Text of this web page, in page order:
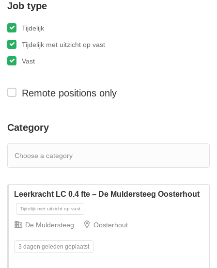
Job type
Tijdelijk
Tijdelijk met uitzicht op vast
Vast
Remote positions only
Category
Leerkracht LC 0.4 fte – De Muldersteeg Oosterhout
De Muldersteeg Oosterhout
3 dagen geleden geplaatst